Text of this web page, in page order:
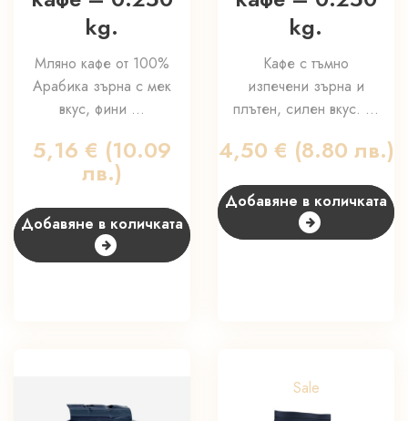
kg.
Мляно кафе от 100%
Арабика зърна с мек
вкус, фини ...
5,16 € (10.09
лв.)
Добавяне в количката
kg.
Кафе с тъмно
изпечени зърна и
плътен, силен вкус. ...
4,50 € (8.80 лв.)
Добавяне в количката
Sale